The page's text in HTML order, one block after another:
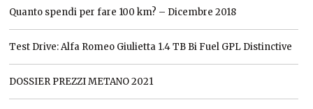
Quanto spendi per fare 100 km? – Dicembre 2018
Test Drive: Alfa Romeo Giulietta 1.4 TB Bi Fuel GPL Distinctive
DOSSIER PREZZI METANO 2021